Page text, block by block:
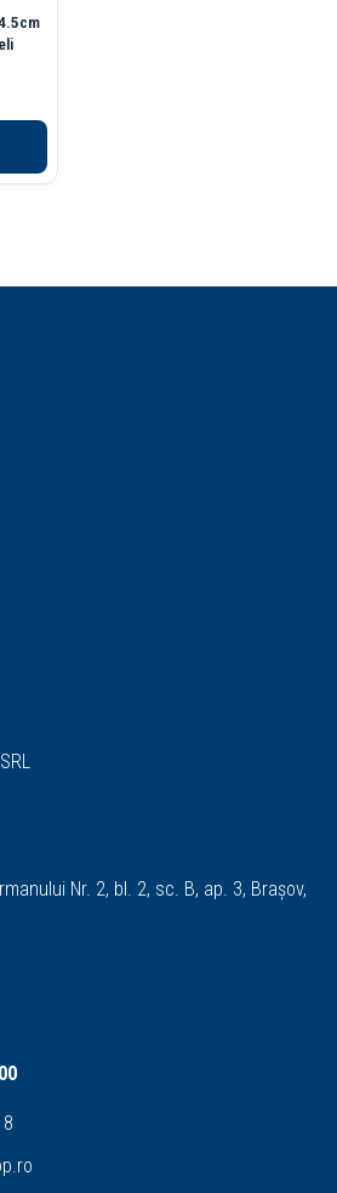
Nr. 2, bl. 2, sc. B, ap. 3, Brașov,